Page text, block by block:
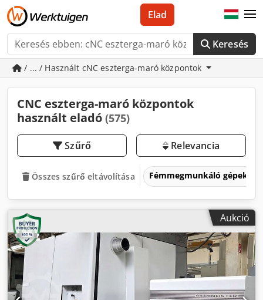
Keresés
Elad
/ ... / Használt cNC eszterga-maró központok
CNC eszterga-maró központok
használt eladó (575)
Szűrő Relevancia
Összes szűrő eltávolítása Fémmegmunkáló gépek és
Aukció